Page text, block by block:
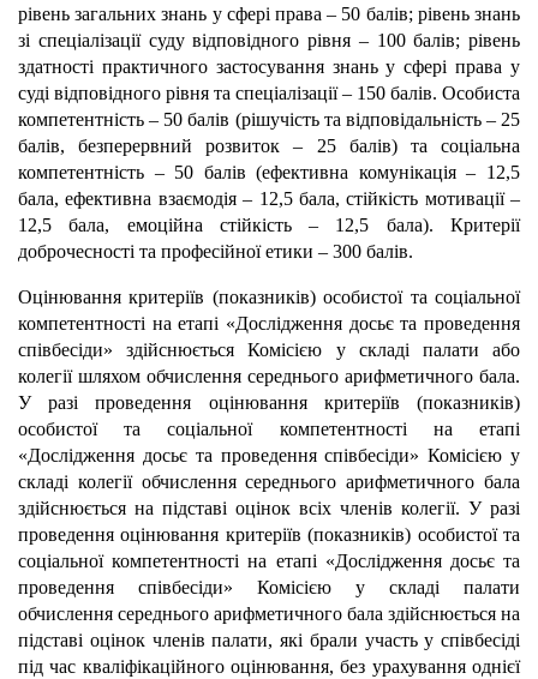
рівень загальних знань у сфері права – 50 балів; рівень знань
зі спеціалізації суду відповідного рівня – 100 балів; рівень
здатності практичного застосування знань у сфері права у
суді відповідного рівня та спеціалізації – 150 балів. Особиста
компетентність – 50 балів (рішучість та відповідальність – 25
балів, безперервний розвиток – 25 балів) та соціальна
компетентність – 50 балів (ефективна комунікація – 12,5
бала, ефективна взаємодія – 12,5 бала, стійкість мотивації –
12,5 бала, емоційна стійкість – 12,5 бала). Критерії
доброчесності та професійної етики – 300 балів.
Оцінювання критеріїв (показників) особистої та соціальної
компетентності на етапі «Дослідження досьє та проведення
співбесіди» здійснюється Комісією у складі палати або
колегії шляхом обчислення середнього арифметичного бала.
У разі проведення оцінювання критеріїв (показників)
особистої та соціальної компетентності на етапі
«Дослідження досьє та проведення співбесіди» Комісією у
складі колегії обчислення середнього арифметичного бала
здійснюється на підставі оцінок всіх членів колегії. У разі
проведення оцінювання критеріїв (показників) особистої та
соціальної компетентності на етапі «Дослідження досьє та
проведення співбесіди» Комісією у складі палати
обчислення середнього арифметичного бала здійснюється на
підставі оцінок членів палати, які брали участь у співбесіді
під час кваліфікаційного оцінювання, без урахування однієї